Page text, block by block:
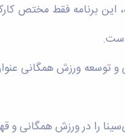
برنامه فقط مختص
و توسعه ورزش همگانی
را در ورزش همگانی و